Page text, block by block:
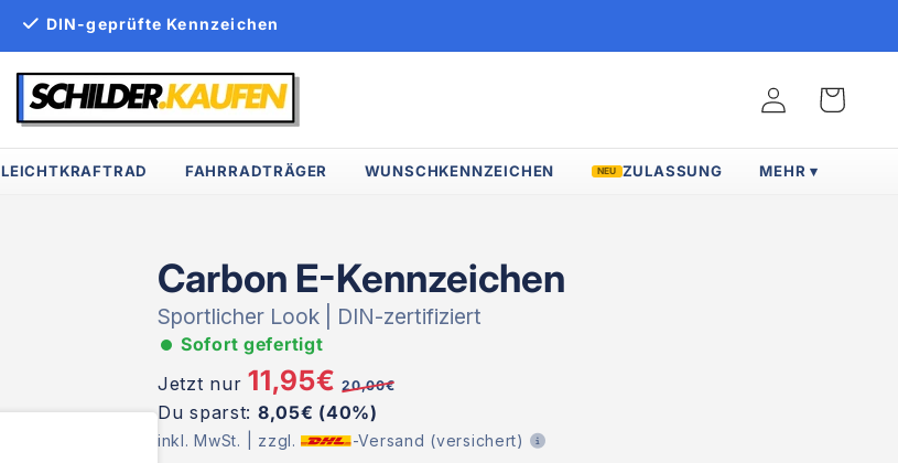
DIN-geprüfte Kennzeichen
EinloggenWarenkorb
LEICHTKRAFTRAD FAHRRADTRÄGER WUNSCHKENNZEICHEN NEU ZULASSUNG MEHR ▾
Carbon E-Kennzeichen
Sportlicher Look | DIN-zertifiziert
Sofort gefertigt
Jetzt nur11,95€ 20,00€
Du sparst: 8,05€ (40%)
inkl. MwSt. | zzgl. -Versand (versichert)